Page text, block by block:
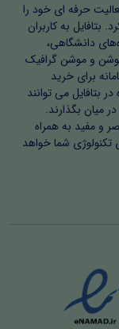
آتش‌نشانی (تالیف
(تالیف ایران
حرفه ای خود را
در شهریور ماه ۱۴۰۲ آغاز کرد. بتافایل به کاربران
دانشگاهی،
و موشن گرافیک
برای خرید
بتافایل می توانند
میان بگذارند.
و مفید به همراه
تکنولوژی شما خواهد